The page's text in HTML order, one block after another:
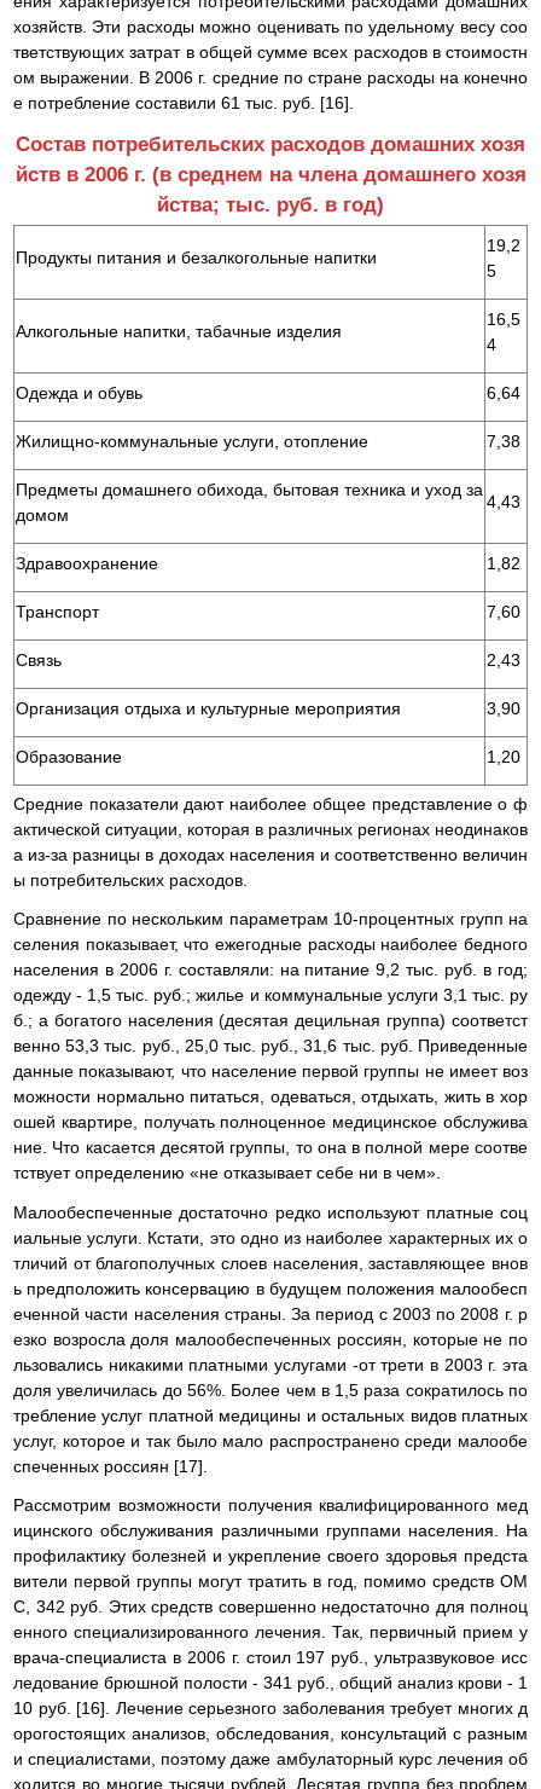
хозяйств. Эти расходы можно оценивать по удельному весу соо
тветствующих затрат в общей сумме всех расходов в стоимостн
ом выражении. В 2006 г. средние по стране расходы на конечно
е потребление составили 61 тыс. руб. [16].
Состав потребительских расходов домашних хозя
йств в 2006 г. (в среднем на члена домашнего хозя
йства; тыс. руб. в год)
Продукты питания и безалкогольные напитки
19,2
5
Алкогольные напитки, табачные изделия
16,5
4
Одежда и обувь 6,64
Жилищно-коммунальные услуги, отопление 7,38
Предметы домашнего обихода, бытовая техника и уход за
домом
4,43
Здравоохранение 1,82
Транспорт 7,60
Связь 2,43
Организация отдыха и культурные мероприятия 3,90
Образование 1,20
Средние показатели дают наиболее общее представление о ф
актической ситуации, которая в различных регионах неодинаков
а из-за разницы в доходах населения и соответственно величин
ы потребительских расходов.
Сравнение по нескольким параметрам 10-процентных групп на
селения показывает, что ежегодные расходы наиболее бедного
населения в 2006 г. составляли: на питание 9,2 тыс. руб. в год;
одежду - 1,5 тыс. руб.; жилье и коммунальные услуги 3,1 тыс. ру
б.; а богатого населения (десятая децильная группа) соответст
венно 53,3 тыс. руб., 25,0 тыс. руб., 31,6 тыс. руб. Приведенные
данные показывают, что население первой группы не имеет воз
можности нормально питаться, одеваться, отдыхать, жить в хор
ошей квартире, получать полноценное медицинское обслужива
ние. Что касается десятой группы, то она в полной мере соотве
тствует определению «не отказывает себе ни в чем».
Малообеспеченные достаточно редко используют платные соц
иальные услуги. Кстати, это одно из наиболее характерных их о
тличий от благополучных слоев населения, заставляющее внов
ь предположить консервацию в будущем положения малообесп
еченной части населения страны. За период с 2003 по 2008 г. р
езко возросла доля малообеспеченных россиян, которые не по
льзовались никакими платными услугами -от трети в 2003 г. эта
доля увеличилась до 56%. Более чем в 1,5 раза сократилось по
требление услуг платной медицины и остальных видов платных
услуг, которое и так было мало распространено среди малообе
спеченных россиян [17].
Рассмотрим возможности получения квалифицированного мед
ицинского обслуживания различными группами населения. На
профилактику болезней и укрепление своего здоровья предста
вители первой группы могут тратить в год, помимо средств ОМ
С, 342 руб. Этих средств совершенно недостаточно для полноц
енного специализированного лечения. Так, первичный прием у
врача-специалиста в 2006 г. стоил 197 руб., ультразвуковое исс
ледование брюшной полости - 341 руб., общий анализ крови - 1
10 руб. [16]. Лечение серьезного заболевания требует многих д
орогостоящих анализов, обследования, консультаций с разным
и специалистами, поэтому даже амбулаторный курс лечения об
ходится во многие тысячи рублей. Десятая группа без проблем